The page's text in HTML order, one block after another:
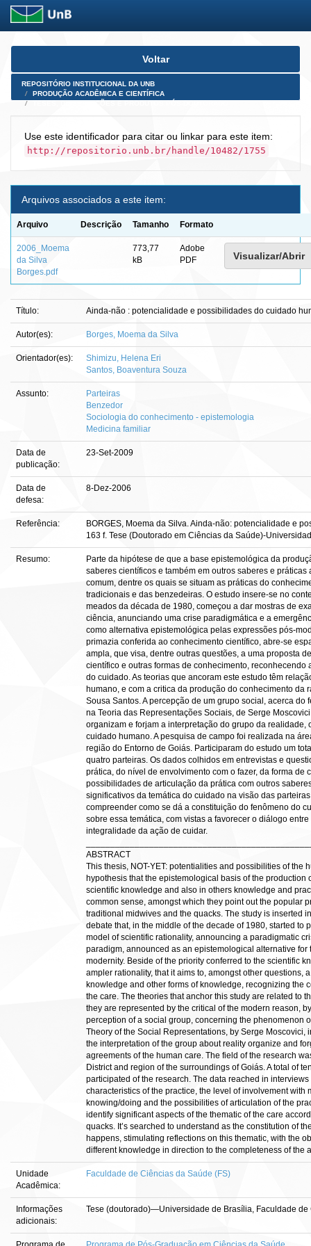
Skip
Voltar
REPOSITÓRIO INSTITUCIONAL DA UNB
PRODUÇÃO ACADÊMICA E CIENTÍFICA
Use este identificador para citar ou linkar para este item:
http://repositorio.unb.br/handle/10482/1755
Arquivos associados a este item:
Arquivo Descrição Tamanho Formato
2006_Moema
da Silva
Borges.pdf
773,77
kB
Adobe
PDF
Visualizar/Abrir
Título: Ainda-não : potencialidade e possibilidades do cuidado
Autor(es): Borges, Moema da Silva
Orientador(es):
Shimizu, Helena Eri
Santos, Boaventura Souza
Assunto:
Parteiras
Benzedor
Sociologia do conhecimento - epistemologia
Medicina familiar
Data de
publicação:
23-Set-2009
Data de
defesa:
8-Dez-2006
Referência:
BORGES, Moema da Silva. Ainda-não: potencialidade e
163 f. Tese (Doutorado em Ciências da Saúde)-
Resumo:
Parte da hipótese de que a base epistemológica da
saberes científicos e também em outros saberes e
comum, dentre os quais se situam as práticas do
tradicionais e das benzedeiras. O estudo insere-se no
meados da década de 1980, começou a dar mostras de
ciência, anunciando uma crise paradigmática e a
como alternativa epistemológica pelas expressões pós-
primazia conferida ao conhecimento científico, abre-se
ampla, que visa, dentre outras questões, a uma proposta
científico e outras formas de conhecimento,
do cuidado. As teorias que ancoram este estudo têm
humano, e com a critica da produção do conhecimento da
Sousa Santos. A percepção de um grupo social, acerca
na Teoria das Representações Sociais, de Serge
organizam e forjam a interpretação do grupo da realidade,
cuidado humano. A pesquisa de campo foi realizada na
região do Entorno de Goiás. Participaram do estudo um
quatro parteiras. Os dados colhidos em entrevistas e
prática, do nível de envolvimento com o fazer, da forma de
possibilidades de articulação da prática com outros
significativos da temática do cuidado na visão das
compreender como se dá a constituição do fenômeno do
sobre essa temática, com vistas a favorecer o diálogo
integralidade da ação de cuidar.
ABSTRACT
This thesis, NOT-YET: potentialities and possibilities of the
hypothesis that the epistemological basis of the production
scientific knowledge and also in others knowledge and
common sense, amongst which they point out the popular
traditional midwives and the quacks. The study is inserted
debate that, in the middle of the decade of 1980, started to
model of scientific rationality, announcing a paradigmatic
paradigm, announced as an epistemological alternative
modernity. Beside of the priority conferred to the scientific
ampler rationality, that it aims to, amongst other questions,
knowledge and other forms of knowledge, recognizing the
the care. The theories that anchor this study are related to
they are represented by the critical of the modern reason,
perception of a social group, concerning the phenomenon
Theory of the Social Representations, by Serge Moscovici,
the interpretation of the group about reality organize and
agreements of the human care. The field of the research
District and region of the surroundings of Goiás. A total of
participated of the research. The data reached in
characteristics of the practice, the level of involvement with
knowing/doing and the possibilities of articulation of the
identify significant aspects of the thematic of the care
quacks. It’s searched to understand as the constitution of
happens, stimulating reflections on this thematic, with the
different knowledge in direction to the completeness of the
Unidade
Acadêmica:
Faculdade de Ciências da Saúde (FS)
Informações
adicionais:
Tese (doutorado)—Universidade de Brasília, Faculdade de